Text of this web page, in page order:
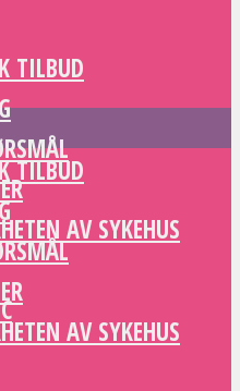
TILBUD
AV SYKEHUS
TILBUD
AV SYKEHUS